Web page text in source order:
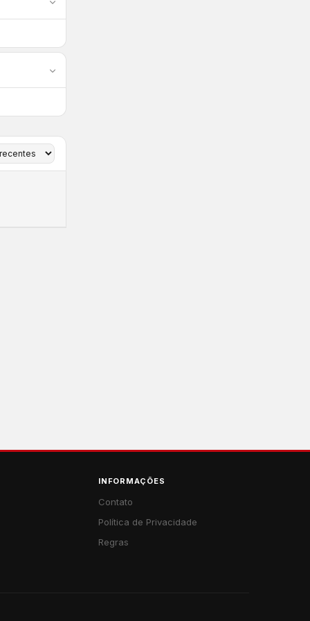
INFORMAÇÕES
Contato
Política de Privacidade
Regras